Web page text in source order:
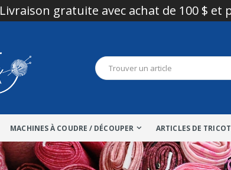
Livraison gratuite avec achat de 100 $
MACHINES À COUDRE / DÉCOUPER ARTICLES DE TRICOT